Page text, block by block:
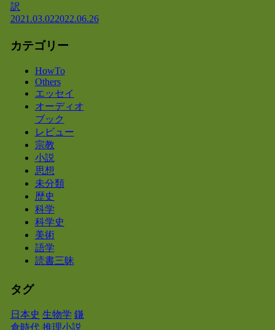
訳
2021.03.022022.06.26
カテゴリー
HowTo
Others
エッセイ
オーディオ
ブック
レビュー
宗教
小説
思想
未分類
歴史
科学
科学史
美術
語学
読書三昧
タグ
日本史 生物学 鎌
倉時代 推理小説